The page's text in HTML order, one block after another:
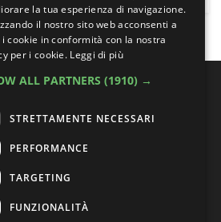
professionale e appassionata su tecnica e
la tua esperienza di navigazione.
il nostro sito web acconsenti a
cookie in conformità con la nostra
per i cookie. Leggi di più
ALL PARTNERS (1910) →
STRETTAMENTE NECESSARI
PERFORMANCE
TARGETING
FUNZIONALITÀ